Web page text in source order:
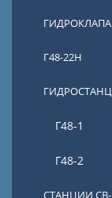
Г48-22Н
Г48-1
Г48-2
СТАНЦИИ